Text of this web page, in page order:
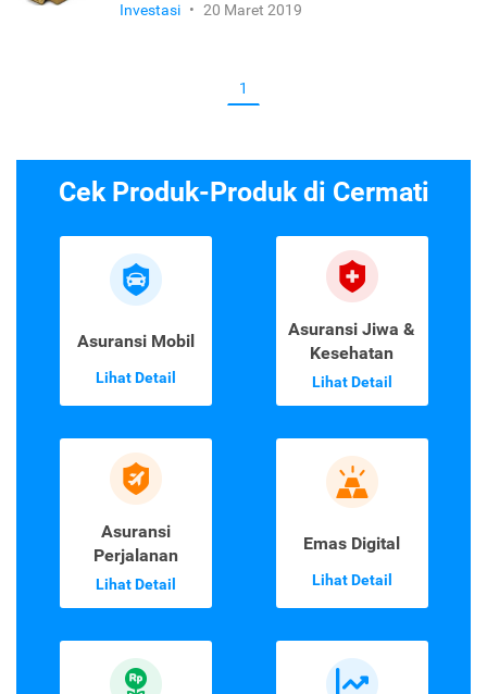
Investasi • 20 Maret 2019
1
Cek Produk-Produk di Cermati
Asuransi Mobil
Lihat Detail
Asuransi Jiwa &
Kesehatan
Lihat Detail
Asuransi
Perjalanan
Lihat Detail
Emas Digital
Lihat Detail